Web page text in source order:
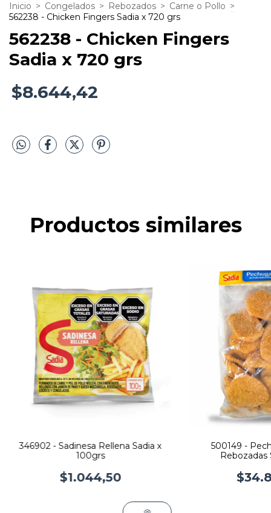
Inicio > Congelados > Rebozados > Carne o Pollo >
562238 - Chicken Fingers Sadia x 720 grs
562238 - Chicken Fingers
Sadia x 720 grs
$8.644,42
Productos similares
346902 - Sadinesa Rellena Sadia x
100grs
$1.044,50
500149 -
Rebozadas